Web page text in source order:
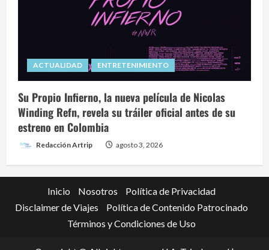
ACTUALIDAD ENTRETENIMIENTO
Su Propio Infierno, la nueva película de Nicolas
Winding Refn, revela su tráiler oficial antes de su
estreno en Colombia
Redacción Artrip agosto 3, 2026
Inicio Nosotros
Política de Privacidad
Disclaimer de Viajes
Política de Contenido Patrocinado
Términos y Condiciones de Uso